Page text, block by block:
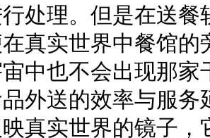
处理。但是在送
真实世界中餐馆
中也不会出现那
外送的效率与服
真实世界的镜子